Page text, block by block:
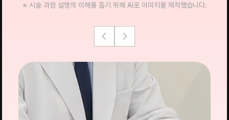
※ 시술 과정 설명의 이해를 돕기 위해 AI로 이미지를 제작했습니다.